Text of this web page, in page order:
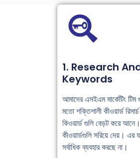
1. Research
Keywords
আমাদের এসইএম মার্কেটিং টিম
মতো শক্তিশালী কীওয়ার্ড
কিওয়ার্ড গুলি বেড়ট করে
কীওয়ার্ডগুলি সরিয়ে দেয়। এর
সর্বাধিক ব্যবহার করছে না।